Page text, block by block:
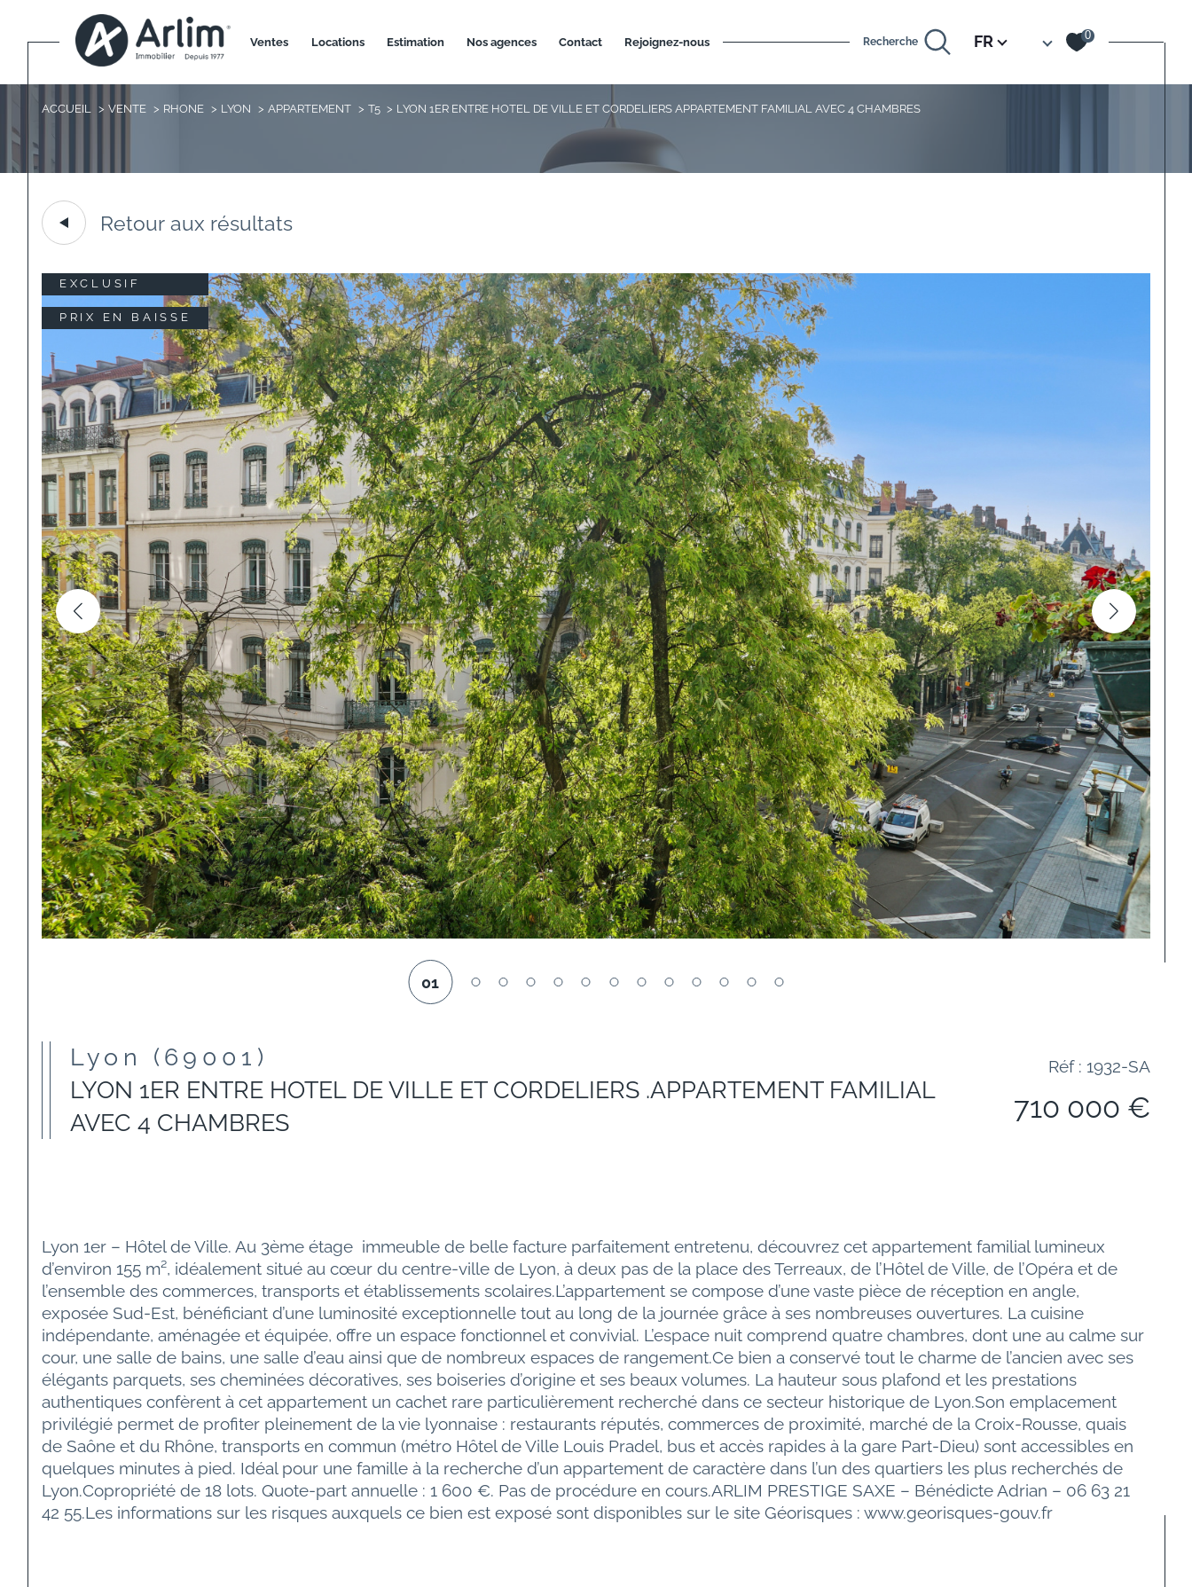
ventes locations estimation nos agences contact rejoignez-nous Recherche Langue
FR 0
ACCUEIL VENTE RHONE LYON APPARTEMENT T5 LYON 1ER ENTRE HOTEL DE VILLE ET CORDELIERS APPARTEMENT FAMILIAL AVEC 4 CHAMBRES
Retour aux résultats
EXCLUSIF
PRIX EN BAISSE
01
Lyon (69001)
LYON 1ER ENTRE HOTEL DE VILLE ET CORDELIERS .APPARTEMENT FAMILIAL
AVEC 4 CHAMBRES
Réf : 1932-SA
710 000 €
Lyon 1er – Hôtel de Ville. Au 3ème étage  immeuble de belle facture parfaitement entretenu, découvrez cet appartement familial lumineux
d’environ 155 m², idéalement situé au cœur du centre-ville de Lyon, à deux pas de la place des Terreaux, de l’Hôtel de Ville, de l’Opéra et de
l’ensemble des commerces, transports et établissements scolaires.L’appartement se compose d’une vaste pièce de réception en angle,
exposée Sud-Est, bénéficiant d’une luminosité exceptionnelle tout au long de la journée grâce à ses nombreuses ouvertures. La cuisine
indépendante, aménagée et équipée, offre un espace fonctionnel et convivial. L’espace nuit comprend quatre chambres, dont une au calme sur
cour, une salle de bains, une salle d’eau ainsi que de nombreux espaces de rangement.Ce bien a conservé tout le charme de l’ancien avec ses
élégants parquets, ses cheminées décoratives, ses boiseries d’origine et ses beaux volumes. La hauteur sous plafond et les prestations
authentiques confèrent à cet appartement un cachet rare particulièrement recherché dans ce secteur historique de Lyon.Son emplacement
privilégié permet de profiter pleinement de la vie lyonnaise : restaurants réputés, commerces de proximité, marché de la Croix-Rousse, quais
de Saône et du Rhône, transports en commun (métro Hôtel de Ville Louis Pradel, bus et accès rapides à la gare Part-Dieu) sont accessibles en
quelques minutes à pied. Idéal pour une famille à la recherche d’un appartement de caractère dans l’un des quartiers les plus recherchés de
Lyon.Copropriété de 18 lots. Quote-part annuelle : 1 600 €. Pas de procédure en cours.ARLIM PRESTIGE SAXE – Bénédicte Adrian – 06 63 21
42 55.Les informations sur les risques auxquels ce bien est exposé sont disponibles sur le site Géorisques : www.georisques-gouv.fr